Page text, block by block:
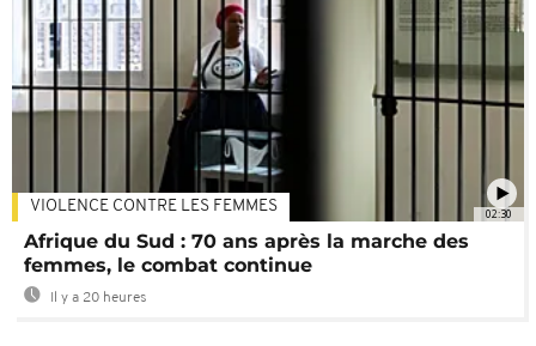
02:30
VIOLENCE CONTRE LES FEMMES
Afrique du Sud : 70 ans après la marche des
femmes, le combat continue
Il y a 20 heures